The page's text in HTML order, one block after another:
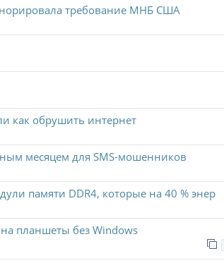
требование МНБ США
как обрушить интернет
месяцем для SMS-мошенников
памяти DDR4, которые на 40 % энер
планшеты без Windows